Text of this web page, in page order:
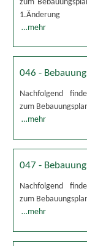
zum
1.Änderung
…mehr
046 -
Nachfolgend
zum
…mehr
047 -
Nachfolgend
zum
…mehr